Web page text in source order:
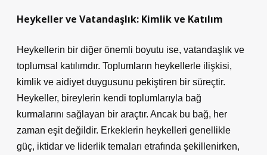
Heykeller ve Vatandaşlık: Kimlik ve Katılım
Heykellerin bir diğer önemli boyutu ise, vatandaşlık ve
toplumsal katılımdır. Toplumların heykellerle ilişkisi,
kimlik ve aidiyet duygusunu pekiştiren bir süreçtir.
Heykeller, bireylerin kendi toplumlarıyla bağ
kurmalarını sağlayan bir araçtır. Ancak bu bağ, her
zaman eşit değildir. Erkeklerin heykelleri genellikle
güç, iktidar ve liderlik temaları etrafında şekillenirken,